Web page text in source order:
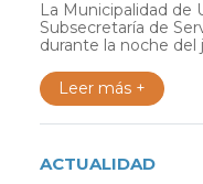
La Municipalidad de
Subsecretaría de
durante la noche del
Leer más +
ACTUALIDAD